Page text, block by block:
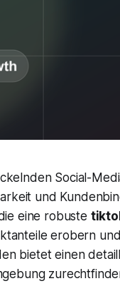
Social-
und
eine robuste
erobern
bietet einen